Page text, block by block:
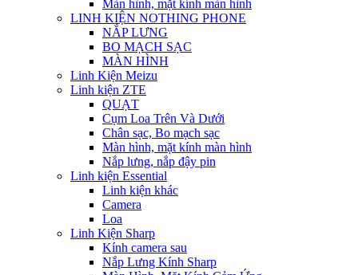
Màn hình, mặt kính màn hình
LINH KIỆN NOTHING PHONE
NẮP LƯNG
BO MẠCH SẠC
MÀN HÌNH
Linh Kiện Meizu
Linh kiện ZTE
QUẠT
Cụm Loa Trên Và Dưới
Chân sạc, Bo mạch sạc
Màn hình, mặt kính màn hình
Nắp lưng, nắp đậy pin
Linh kiện Essential
Linh kiện khác
Camera
Loa
Linh Kiện Sharp
Kính camera sau
Nắp Lưng Kính Sharp